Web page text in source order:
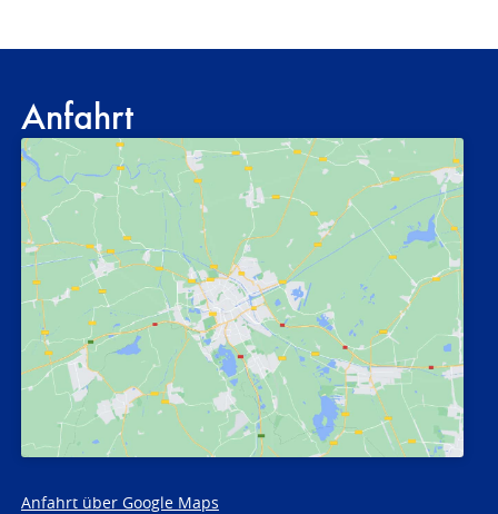
Anfahrt
Anfahrt über Google Maps